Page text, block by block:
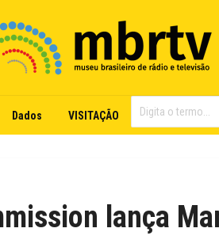
Dados VISITAÇÃO
lança